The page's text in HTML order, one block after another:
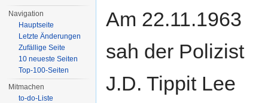
Am 22.11.1963
sah der Polizist
J.D. Tippit Lee
Navigation
Hauptseite
Letzte Änderungen
Zufällige Seite
10 neueste Seiten
Top-100-Seiten
Mitmachen
to-do-Liste